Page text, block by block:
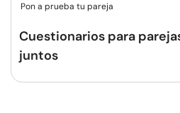
Pon a prueba tu pareja
Cuestionarios para
juntos